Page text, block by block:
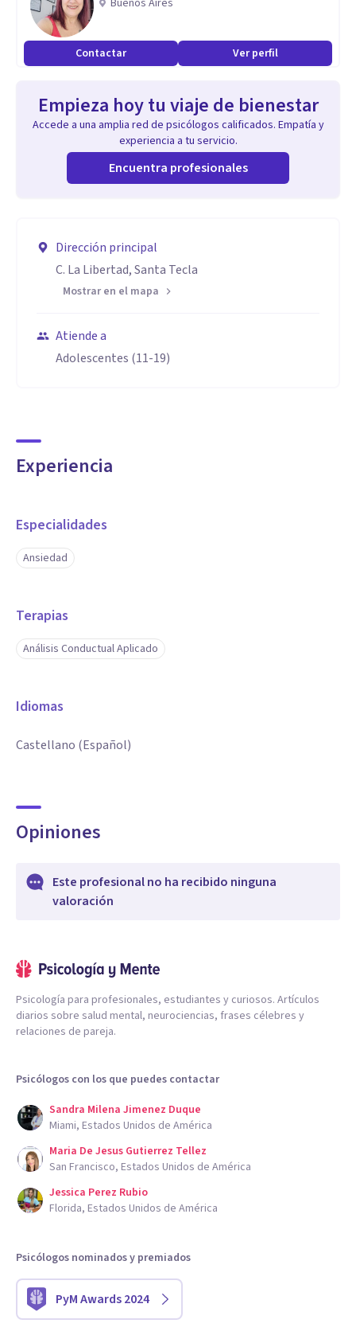
Buenos Aires
Contactar Ver perfil
Empieza hoy tu viaje de bienestar
Accede a una amplia red de psicólogos calificados. Empatía y
experiencia a tu servicio.
Encuentra profesionales
Dirección principal
C. La Libertad, Santa Tecla
Mostrar en el mapa
Atiende a
Adolescentes (11-19)
Experiencia
Especialidades
Ansiedad
Terapias
Análisis Conductual Aplicado
Idiomas
Castellano (Español)
Opiniones
Este profesional no ha recibido ninguna
valoración
Psicología para profesionales, estudiantes y curiosos. Artículos
diarios sobre salud mental, neurociencias, frases célebres y
relaciones de pareja.
Psicólogos con los que puedes contactar
Sandra Milena Jimenez Duque
Miami, Estados Unidos de América
Maria De Jesus Gutierrez Tellez
San Francisco, Estados Unidos de América
Jessica Perez Rubio
Florida, Estados Unidos de América
Psicólogos nominados y premiados
PyM Awards 2024